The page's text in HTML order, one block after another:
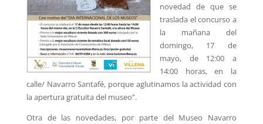
novedad de que se
traslada el concurso a
la mañana del
domingo, 17 de
mayo, de 12:00 a
14:00 horas, en la
calle/ Navarro Santafé, porque aglutinamos la actividad con
la apertura gratuita del museo”.
Otra de las novedades, por parte del Museo Navarro